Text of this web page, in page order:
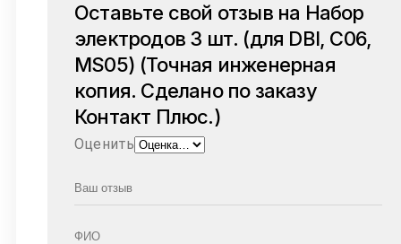
Оставьте свой отзыв на Набор
электродов 3 шт. (для DBI, C06,
MS05) (Точная инженерная
копия. Cделано по заказу
Контакт Плюс.)
Оценить